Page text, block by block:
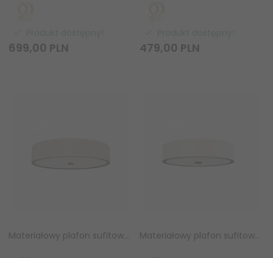
699,00 PLN 479,00 PLN
Materiałowy plafon sufitowy ZALINDRO PL Chocco 54 Orlicki Design OR85990 Materiałowy plafon sufitowy ZALINDRO PL Nero 54 Orlicki Design OR85983